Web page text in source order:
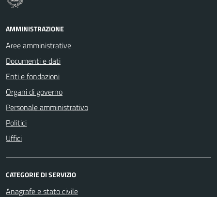
AMMINISTRAZIONE
Aree amministrative
Documenti e dati
Enti e fondazioni
Organi di governo
Personale amministrativo
Politici
Uffici
CATEGORIE DI SERVIZIO
Anagrafe e stato civile